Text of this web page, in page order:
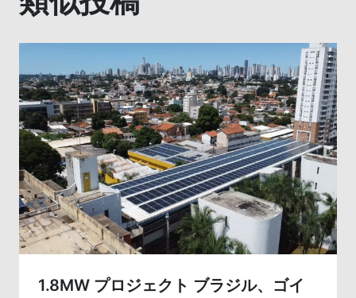
ー
シ
ョ
ン
1.8MW プロジェクト ブラジル、ゴイ